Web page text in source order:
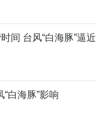
间 台风“白海豚”逼近
白海豚”影响